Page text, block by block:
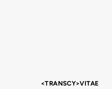
<TRANSCY>VITAE